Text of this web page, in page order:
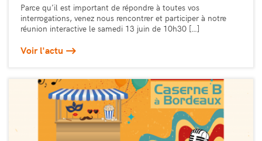
Parce qu’il est important de répondre à toutes vos
interrogations, venez nous rencontrer et participer à notre
réunion interactive le samedi 13 juin de 10h30 […]
Voir l'actu